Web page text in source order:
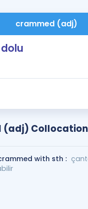
crammed (adj)
(adj)
with sth :